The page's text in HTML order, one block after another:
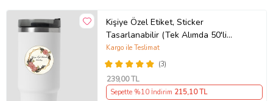
Yapıştırdığınız Alandan Yavaşça Ve Dikkatlice Sıyırın.Transferi
Çekerken Parçaların Taşıyıcıdan Ayrılıp Belirlemiş Olduğunuz Alana
Yapıştığından Emin Olun.Artık Stickeriniz Kullanıma Hazır. Tebrikler
Ürün Kodu:kcm64166848
Kişiye Özel Etiket, Sticker
Tasarlanabilir (Tek Alımda 50'li
Gönderim Yapılmaktadır)
(3)
Kargo ile Teslimat
239,00 TL
Sepette %10 İndirim 215,10 TL